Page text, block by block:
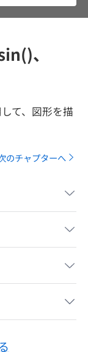
、
て、図形を描
のチャプターへ